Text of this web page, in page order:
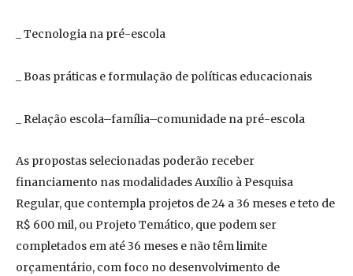
_ Tecnologia na pré-escola
_ Boas práticas e formulação de políticas educacionais
_ Relação escola–família–comunidade na pré-escola
As propostas selecionadas poderão receber
financiamento nas modalidades Auxílio à Pesquisa
Regular, que contempla projetos de 24 a 36 meses e teto de
R$ 600 mil, ou Projeto Temático, que podem ser
completados em até 36 meses e não têm limite
orçamentário, com foco no desenvolvimento de